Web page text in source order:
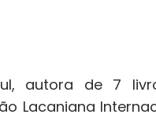
autora de 7
Lacaniana